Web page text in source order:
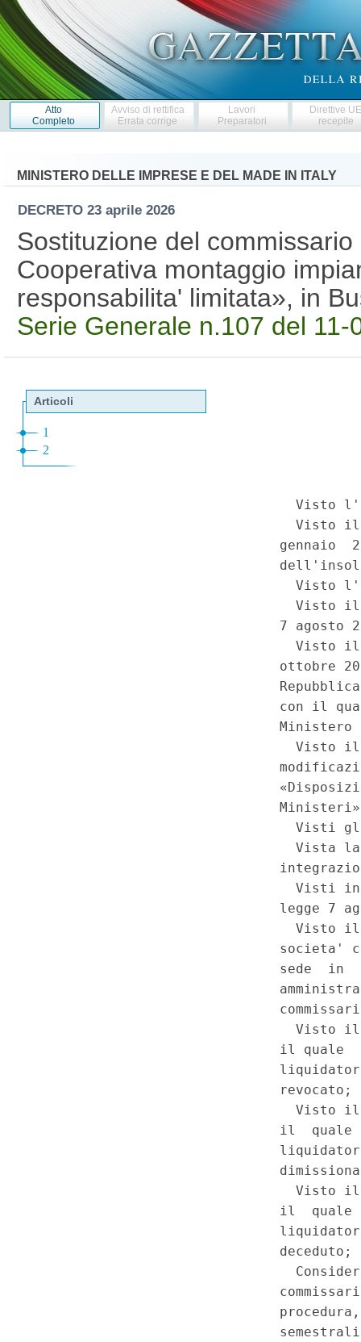
Atto
Completo
Avviso di rettifica
Errata corrige
Lavori
Preparatori
Direttive
recepite
MINISTERO DELLE IMPRESE E DEL MADE IN ITALY
DECRETO 23 aprile 2026
Sostituzione del
Cooperativa montaggio
responsabilita' limitata», in
Serie Generale n.107 del 11-